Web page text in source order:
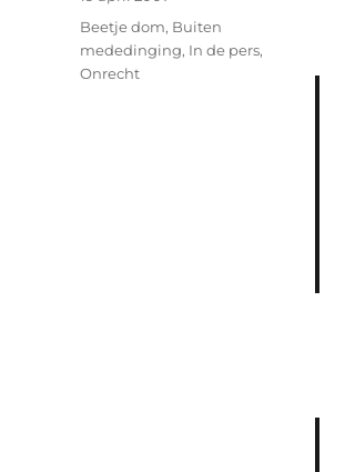
Categorieën
Beetje dom, Buiten
mededinging, In de pers,
Onrecht